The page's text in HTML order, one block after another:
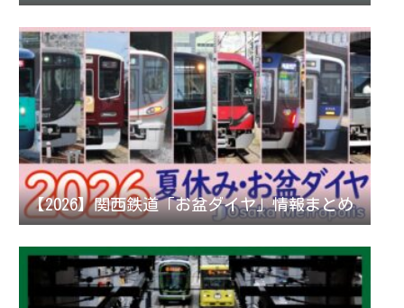
【2026】関西鉄道「お盆ダイヤ」情報まとめ